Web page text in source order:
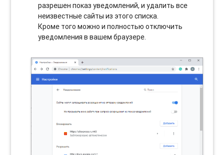
разрешен показ уведомлений, и удалить все
неизвестные сайты из этого списка.
Кроме того можно и полностью отключить
уведомления в вашем браузере.